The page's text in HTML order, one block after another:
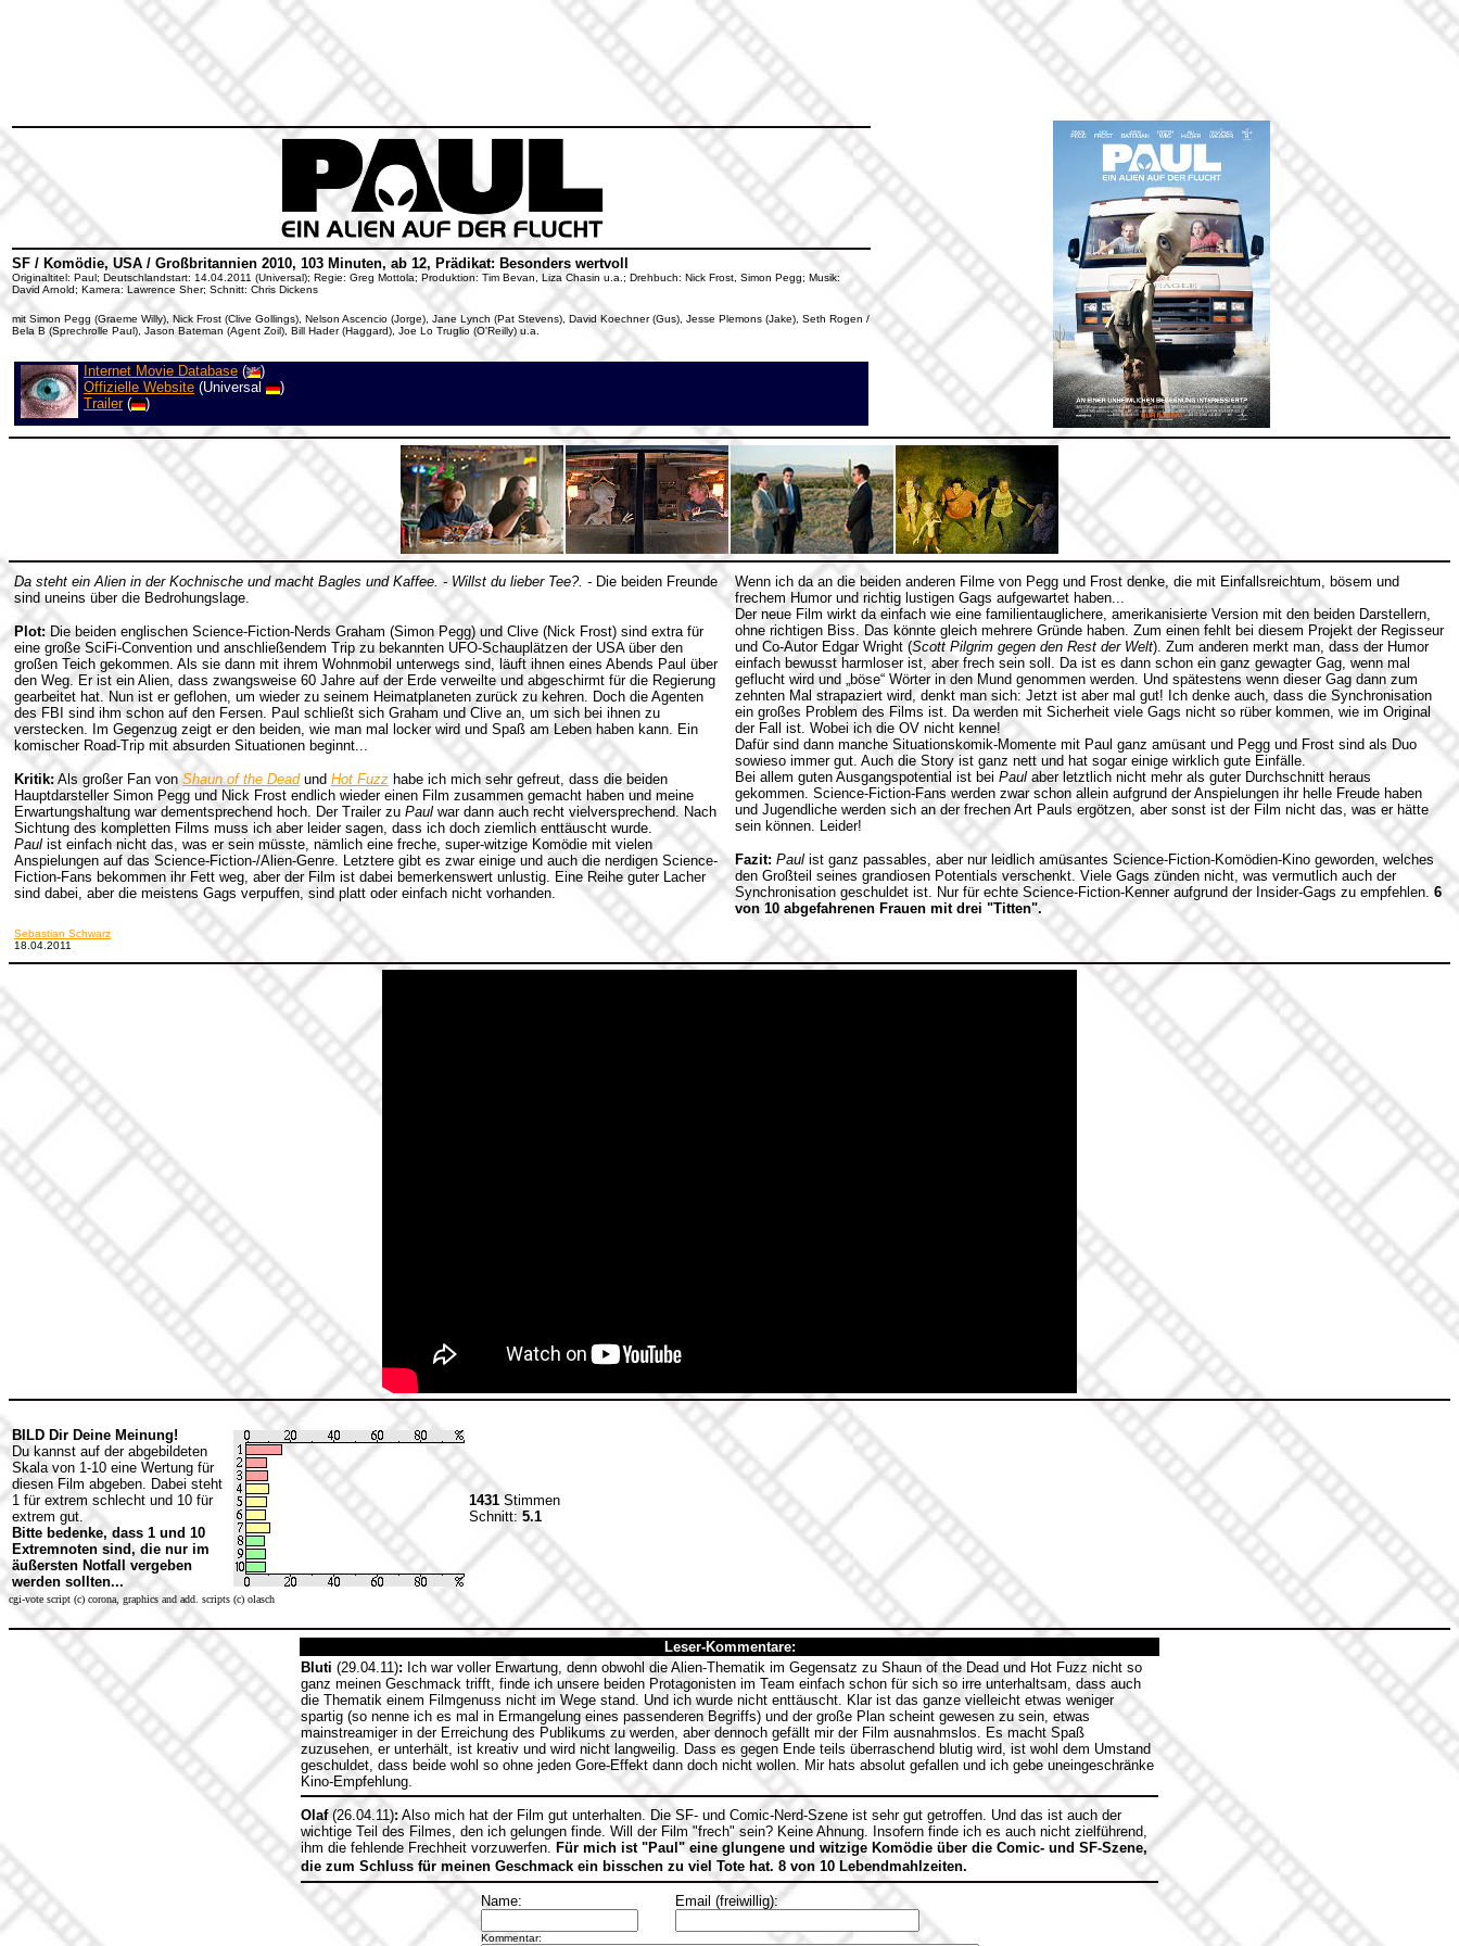
SF / Komödie, USA / Großbritannien 2010, 103 Minuten, ab 12, Prädikat: Besonders wertvoll
Originaltitel: Paul; Deutschlandstart: 14.04.2011 (Universal); Regie: Greg Mottola; Produktion: Tim Bevan, Liza Chasin u.a.; Drehbuch: Nick Frost, Simon Pegg; Musik:
David Arnold; Kamera: Lawrence Sher; Schnitt: Chris Dickens
mit Simon Pegg (Graeme Willy), Nick Frost (Clive Gollings), Nelson Ascencio (Jorge), Jane Lynch (Pat Stevens), David Koechner (Gus), Jesse Plemons (Jake), Seth Rogen /
Bela B (Sprechrolle Paul), Jason Bateman (Agent Zoil), Bill Hader (Haggard), Joe Lo Truglio (O'Reilly) u.a.
Internet Movie Database (
)
Offizielle Website (Universal
)
Trailer( )
Da steht ein Alien in der Kochnische und macht Bagles und Kaffee. - Willst du lieber Tee?. - Die beiden Freunde
sind uneins über die Bedrohungslage.
Plot: Die beiden englischen Science-Fiction-Nerds Graham (Simon Pegg) und Clive (Nick Frost) sind extra für
eine große SciFi-Convention und anschließendem Trip zu bekannten UFO-Schauplätzen der USA über den
großen Teich gekommen. Als sie dann mit ihrem Wohnmobil unterwegs sind, läuft ihnen eines Abends Paul über
den Weg. Er ist ein Alien, dass zwangsweise 60 Jahre auf der Erde verweilte und abgeschirmt für die Regierung
gearbeitet hat. Nun ist er geflohen, um wieder zu seinem Heimatplaneten zurück zu kehren. Doch die Agenten
des FBI sind ihm schon auf den Fersen. Paul schließt sich Graham und Clive an, um sich bei ihnen zu
verstecken. Im Gegenzug zeigt er den beiden, wie man mal locker wird und Spaß am Leben haben kann. Ein
komischer Road-Trip mit absurden Situationen beginnt...
Kritik: Als großer Fan von Shaun of the Deadund Hot Fuzz habe ich mich sehr gefreut, dass die beiden
Hauptdarsteller Simon Pegg und Nick Frost endlich wieder einen Film zusammen gemacht haben und meine
Erwartungshaltung war dementsprechend hoch. Der Trailer zu Paul war dann auch recht vielversprechend. Nach
Sichtung des kompletten Films muss ich aber leider sagen, dass ich doch ziemlich enttäuscht wurde.
Paul ist einfach nicht das, was er sein müsste, nämlich eine freche, super-witzige Komödie mit vielen
Anspielungen auf das Science-Fiction-/Alien-Genre. Letztere gibt es zwar einige und auch die nerdigen Science-
Fiction-Fans bekommen ihr Fett weg, aber der Film ist dabei bemerkenswert unlustig. Eine Reihe guter Lacher
sind dabei, aber die meistens Gags verpuffen, sind platt oder einfach nicht vorhanden.
Wenn ich da an die beiden anderen Filme von Pegg und Frost denke, die mit Einfallsreichtum, bösem und
frechem Humor und richtig lustigen Gags aufgewartet haben...
Der neue Film wirkt da einfach wie eine familientauglichere, amerikanisierte Version mit den beiden Darstellern,
ohne richtigen Biss. Das könnte gleich mehrere Gründe haben. Zum einen fehlt bei diesem Projekt der Regisseur
und Co-Autor Edgar Wright (Scott Pilgrim gegen den Rest der Welt). Zum anderen merkt man, dass der Humor
einfach bewusst harmloser ist, aber frech sein soll. Da ist es dann schon ein ganz gewagter Gag, wenn mal
geflucht wird und „böse“ Wörter in den Mund genommen werden. Und spätestens wenn dieser Gag dann zum
zehnten Mal strapaziert wird, denkt man sich: Jetzt ist aber mal gut! Ich denke auch, dass die Synchronisation
ein großes Problem des Films ist. Da werden mit Sicherheit viele Gags nicht so rüber kommen, wie im Original
der Fall ist. Wobei ich die OV nicht kenne!
Dafür sind dann manche Situationskomik-Momente mit Paul ganz amüsant und Pegg und Frost sind als Duo
sowieso immer gut. Auch die Story ist ganz nett und hat sogar einige wirklich gute Einfälle.
Bei allem guten Ausgangspotential ist bei Paul aber letztlich nicht mehr als guter Durchschnitt heraus
gekommen. Science-Fiction-Fans werden zwar schon allein aufgrund der Anspielungen ihr helle Freude haben
und Jugendliche werden sich an der frechen Art Pauls ergötzen, aber sonst ist der Film nicht das, was er hätte
sein können. Leider!
Fazit: Paul ist ganz passables, aber nur leidlich amüsantes Science-Fiction-Komödien-Kino geworden, welches
den Großteil seines grandiosen Potentials verschenkt. Viele Gags zünden nicht, was vermutlich auch der
Synchronisation geschuldet ist. Nur für echte Science-Fiction-Kenner aufgrund der Insider-Gags zu empfehlen. 6
von 10 abgefahrenen Frauen mit drei "Titten".
Sebastian Schwarz
18.04.2011
BILD Dir Deine Meinung!
Du kannst auf der abgebildeten
Skala von 1-10 eine Wertung für
diesen Film abgeben. Dabei steht
1 für extrem schlecht und 10 für
extrem gut.
Bitte bedenke, dass 1 und 10
Extremnoten sind, die nur im
äußersten Notfall vergeben
werden sollten...
1431 Stimmen
Schnitt:5.1
cgi-vote script (c) corona, graphics and add. scripts (c) olasch
Leser-Kommentare:
Bluti (29.04.11): Ich war voller Erwartung, denn obwohl die Alien-Thematik im Gegensatz zu Shaun of the Dead und Hot Fuzz nicht so
ganz meinen Geschmack trifft, finde ich unsere beiden Protagonisten im Team einfach schon für sich so irre unterhaltsam, dass auch
die Thematik einem Filmgenuss nicht im Wege stand. Und ich wurde nicht enttäuscht. Klar ist das ganze vielleicht etwas weniger
spartig (so nenne ich es mal in Ermangelung eines passenderen Begriffs) und der große Plan scheint gewesen zu sein, etwas
mainstreamiger in der Erreichung des Publikums zu werden, aber dennoch gefällt mir der Film ausnahmslos. Es macht Spaß
zuzusehen, er unterhält, ist kreativ und wird nicht langweilig. Dass es gegen Ende teils überraschend blutig wird, ist wohl dem Umstand
geschuldet, dass beide wohl so ohne jeden Gore-Effekt dann doch nicht wollen. Mir hats absolut gefallen und ich gebe uneingeschränke
Kino-Empfehlung.
Olaf(26.04.11): Also mich hat der Film gut unterhalten. Die SF- und Comic-Nerd-Szene ist sehr gut getroffen. Und das ist auch der
wichtige Teil des Filmes, den ich gelungen finde. Will der Film "frech" sein? Keine Ahnung. Insofern finde ich es auch nicht zielführend,
ihm die fehlende Frechheit vorzuwerfen. Für mich ist "Paul" eine glungene und witzige Komödie über die Comic- und SF-Szene,
die zum Schluss für meinen Geschmack ein bisschen zu viel Tote hat. 8 von 10 Lebendmahlzeiten.
Name: Email (freiwillig):
Kommentar: